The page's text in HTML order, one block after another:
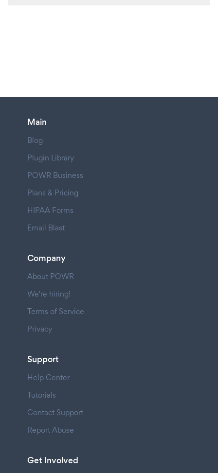
Main
Blog
Plugin Library
POWR Business
Plans & Pricing
HIPAA Forms
Email Blast
Company
About POWR
We're hiring!
Terms of Service
Privacy
Support
Help Center
Tutorials
Contact Support
Report Abuse
Get Involved